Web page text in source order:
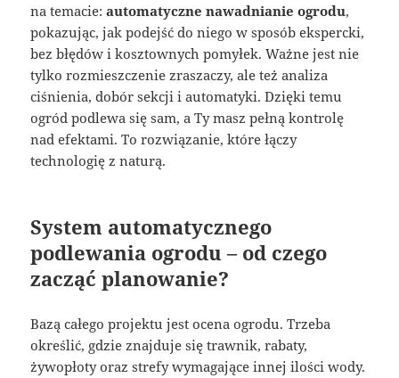
na temacie:automatyczne nawadnianie ogrodu,
pokazując, jak podejść do niego w sposób ekspercki,
bez błędów i kosztownych pomyłek. Ważne jest nie
tylko rozmieszczenie zraszaczy, ale też analiza
ciśnienia, dobór sekcji i automatyki. Dzięki temu
ogród podlewa się sam, a Ty masz pełną kontrolę
nad efektami. To rozwiązanie, które łączy
technologię z naturą.
System automatycznego
podlewania ogrodu – od czego
zacząć planowanie?
Bazą całego projektu jest ocena ogrodu. Trzeba
określić, gdzie znajduje się trawnik, rabaty,
żywopłoty oraz strefy wymagające innej ilości wody.